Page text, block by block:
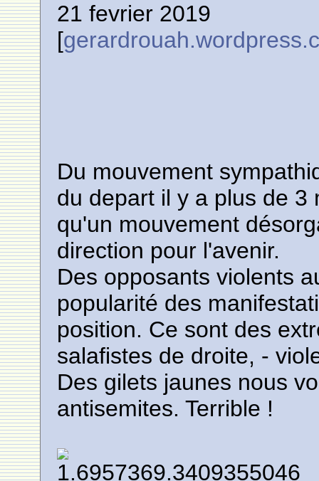
21 fevrier 2019
[
Du mouvement
du depart il y a plus de 3
qu'un mouvement
direction pour l'avenir.
Des opposants violents
popularité des
position. Ce sont des
salafistes de droite, -
Des gilets jaunes nous
antisemites. Terrible !